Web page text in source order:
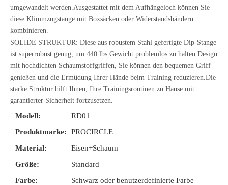
umgewandelt werden.Ausgestattet mit dem Aufhängeloch können Sie
diese Klimmzugstange mit Boxsäcken oder Widerstandsbändern
kombinieren.
SOLIDE STRUKTUR: Diese aus robustem Stahl gefertigte Dip-Stange
ist superrobust genug, um 440 lbs Gewicht problemlos zu halten.Design
mit hochdichten Schaumstoffgriffen, Sie können den bequemen Griff
genießen und die Ermüdung Ihrer Hände beim Training reduzieren.Die
starke Struktur hilft Ihnen, Ihre Trainingsroutinen zu Hause mit
garantierter Sicherheit fortzusetzen.
Modell:
RD01
Produktmarke:
PROCIRCLE
Material:
Eisen+Schaum
Größe:
Standard
Farbe:
Schwarz oder benutzerdefinierte Farbe